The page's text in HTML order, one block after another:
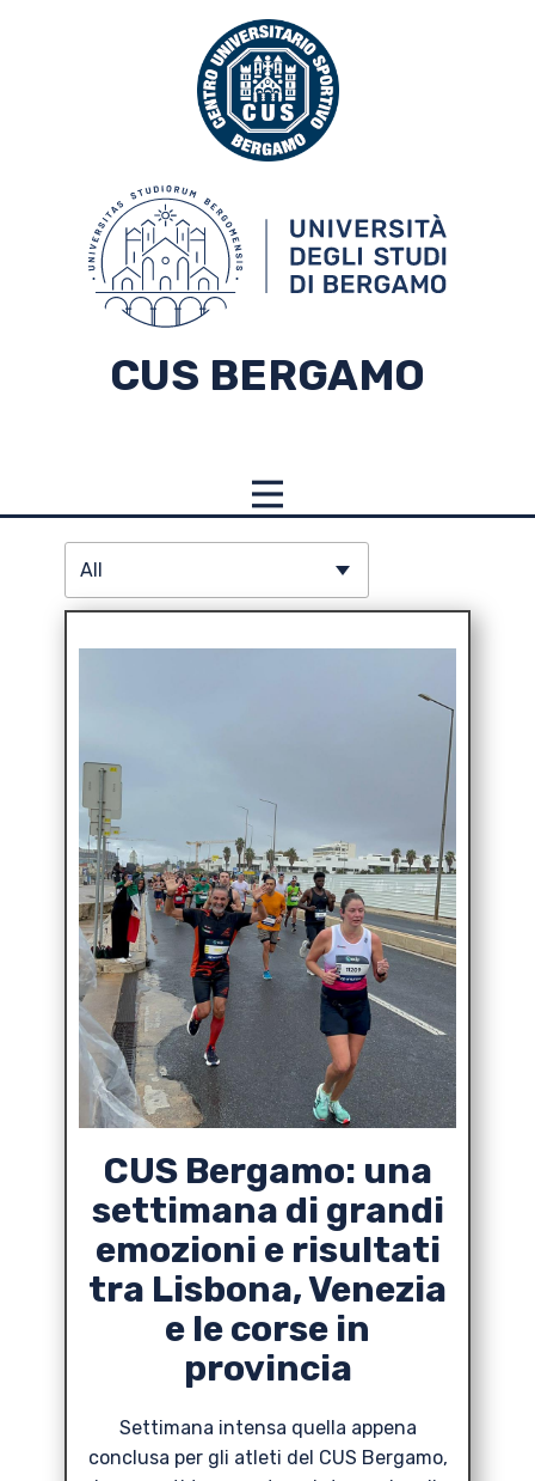
CUS BERGAMO
CUS Bergamo: una
settimana di grandi
emozioni e risultati
tra Lisbona, Venezia
e le corse in
provincia
Settimana intensa quella appena
conclusa per gli atleti del CUS Bergamo,